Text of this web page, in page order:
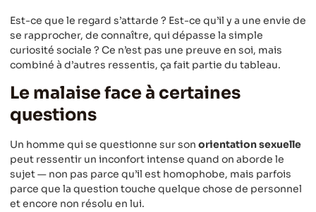
Est-ce que le regard s’attarde ? Est-ce qu’il y a une envie de
se rapprocher, de connaître, qui dépasse la simple
curiosité sociale ? Ce n’est pas une preuve en soi, mais
combiné à d’autres ressentis, ça fait partie du tableau.
Le malaise face à certaines
questions
Un homme qui se questionne sur son orientation sexuelle
peut ressentir un inconfort intense quand on aborde le
sujet — non pas parce qu’il est homophobe, mais parfois
parce que la question touche quelque chose de personnel
et encore non résolu en lui.